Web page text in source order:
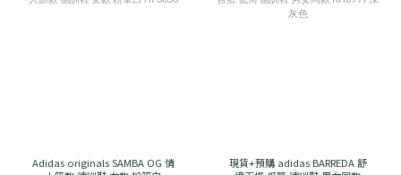
Adidas originals SAMBA OG 情
現貨+預購 adidas BARREDA 舒